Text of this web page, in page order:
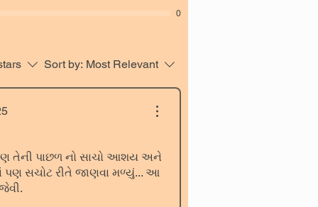
0
Sort by: Most Relevant
તેની પાછળ નો સાચો આશય અને
પણ સચોટ રીતે જાણવા મળ્યું... આ